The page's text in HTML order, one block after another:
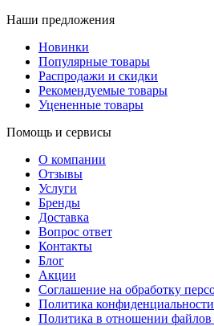
Наши предложения
Новинки
Популярные товары
Распродажи и скидки
Рекомендуемые товары
Уцененные товары
Помощь и сервисы
О компании
Отзывы
Услуги
Бренды
Доставка
Вопрос ответ
Контакты
Блог
Акции
Соглашение на обработку
Политика конфиденциальности
Политика в отношении файлов